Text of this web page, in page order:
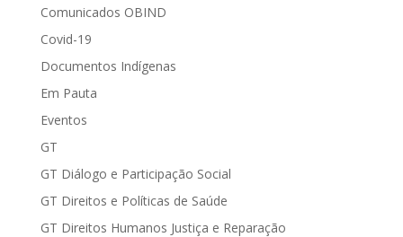
Comunicados OBIND
Covid-19
Documentos Indígenas
Em Pauta
Eventos
GT
GT Diálogo e Participação Social
GT Direitos e Políticas de Saúde
GT Direitos Humanos Justiça e Reparação